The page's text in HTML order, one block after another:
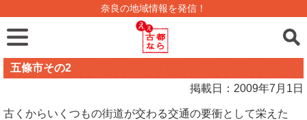
奈良の地域情報を発信！
五條市その2
掲載日：2009年7月1日
古くからいくつもの街道が交わる交通の要衝として栄えた